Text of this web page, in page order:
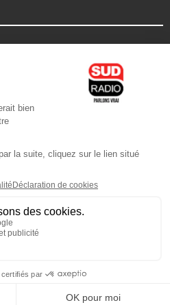
Android
l'application
Radio / Pierre Olivier
Jacques Pessis
Les clefs d'une vie